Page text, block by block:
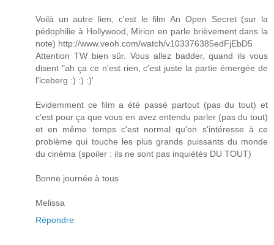
Voilà un autre lien, c'est le film An Open Secret (sur la
pédophilie à Hollywood, Mirion en parle brièvement dans la
note) http://www.veoh.com/watch/v103376385edFjEbD5
Attention TW bien sûr. Vous allez badder, quand ils vous
disent "ah ça ce n'est rien, c'est juste la partie émergée de
l'iceberg :) :) :)'
Evidemment ce film a été passé partout (pas du tout) et
c'est pour ça que vous en avez entendu parler (pas du tout)
et en même temps c'est normal qu'on s'intéresse à ce
problème qui touche les plus grands puissants du monde
du cinéma (spoiler : ils ne sont pas inquiétés DU TOUT)
Bonne journée à tous
Melissa
Répondre